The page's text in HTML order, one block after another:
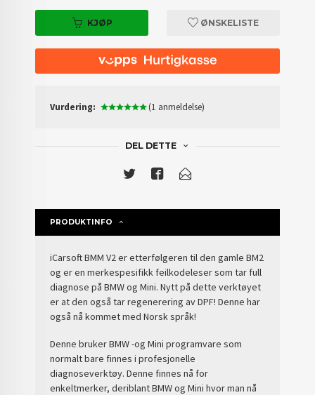
KJØP ØNSKELISTE
Vurdering: (1 anmeldelse)
DEL DETTE
PRODUKTINFO
iCarsoft BMM V2 er etterfølgeren til den gamle BM2
og er en merkespesifikk feilkodeleser som tar full
diagnose på BMW og Mini. Nytt på dette verktøyet
er at den også tar regenerering av DPF! Denne har
også nå kommet med Norsk språk!
Denne bruker BMW -og Mini programvare som
normalt bare finnes i profesjonelle
diagnoseverktøy. Denne finnes nå for
enkeltmerker, deriblant BMW og Mini hvor man nå